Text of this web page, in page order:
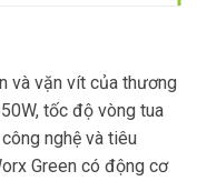
và vặn vít của thương
tốc độ vòng tua
nghệ và tiêu
Green có động cơ